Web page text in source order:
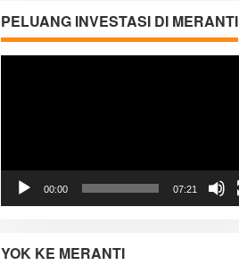
PELUANG INVESTASI DI MERANTI
00:00 07:21
YOK KE MERANTI